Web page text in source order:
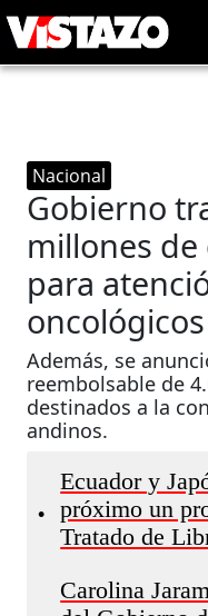
Nacional
Gobierno
millones de
para
oncológicos
Además, se
reembolsable de
destinados a la
andinos.
•
Ecuador y
próximo un
Tratado de
Carolina